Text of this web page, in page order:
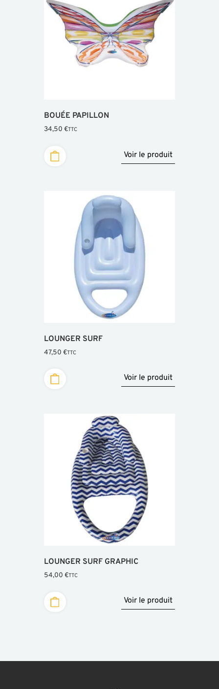
BOUÉE PAPILLON
34,50 €TTC
Voir le produit
LOUNGER SURF
47,50 €TTC
Voir le produit
LOUNGER SURF GRAPHIC
54,00 €TTC
Voir le produit